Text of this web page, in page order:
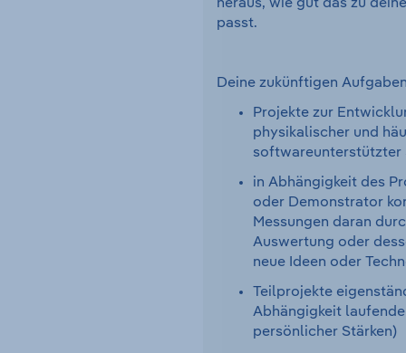
heraus, wie gut das zu
passt.
Deine zukünftigen
Projekte zur
physikalischer und
softwareunterstützter
in Abhängigkeit des
oder Demonstrator
Messungen daran
Auswertung oder
neue Ideen oder
Teilprojekte
Abhängigkeit
persönlicher Stärken)